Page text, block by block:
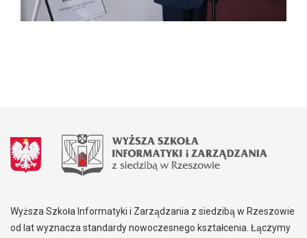
Wyższa Szkoła Informatyki i Zarządzania z siedzibą w Rzeszowie
od lat wyznacza standardy nowoczesnego kształcenia. Łączymy